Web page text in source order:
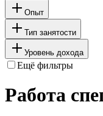
Опыт
Тип занятости
Уровень дохода
Ещё фильтры
Работа